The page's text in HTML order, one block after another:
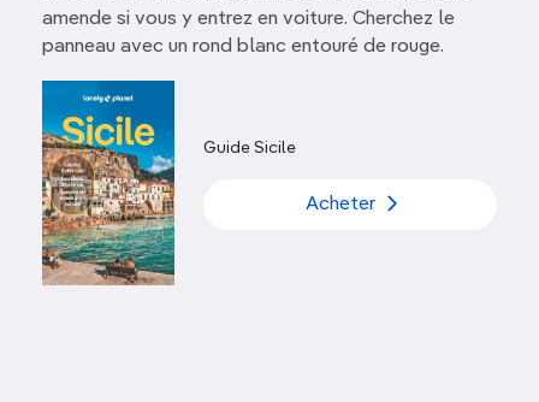
amende si vous y entrez en voiture. Cherchez le
panneau avec un rond blanc entouré de rouge.
Guide Sicile
Acheter